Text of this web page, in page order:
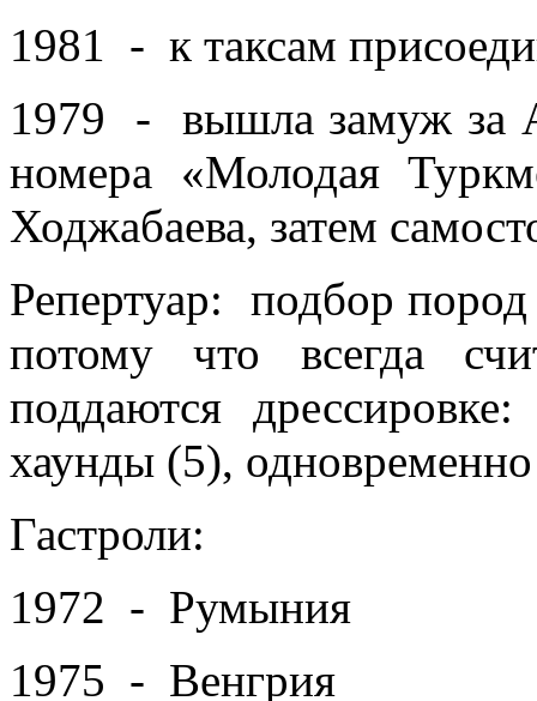
1981 - к таксам
1979 - вышла замуж за
номера «Молодая
Ходжабаева, затем
Репертуар: подбор
потому что всегда
поддаются
хаунды (5),
Гастроли:
1972 - Румыния
1975 - Венгрия